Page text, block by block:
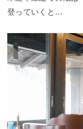
登っていくと…